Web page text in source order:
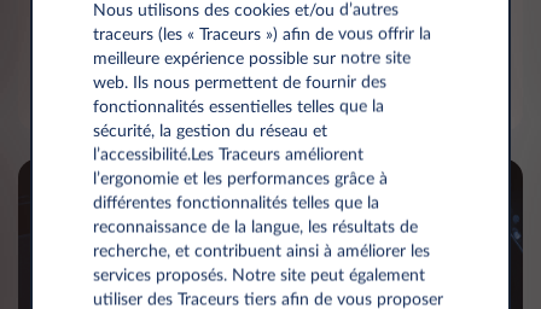
installer qui vous permet de recharger facilement,
rapidement et en toute sécurité votre véhicule à
domicile.
Nous utilisons des cookies et/ou d’autres
traceurs (les « Traceurs ») afin de vous offrir la
meilleure expérience possible sur notre site
web. Ils nous permettent de fournir des
fonctionnalités essentielles telles que la
sécurité, la gestion du réseau et
l’accessibilité.Les Traceurs améliorent
l’ergonomie et les performances grâce à
différentes fonctionnalités telles que la
reconnaissance de la langue, les résultats de
recherche, et contribuent ainsi à améliorer les
services proposés. Notre site peut également
utiliser des Traceurs tiers afin de vous proposer